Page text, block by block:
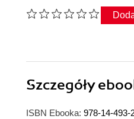
Szczegóły
ISBN Ebooka: 978-14-493-